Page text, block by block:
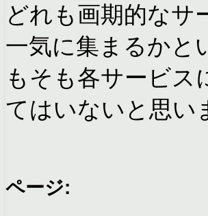
どれも画期的なサ
一気に集まるかと
もそも各サービス
てはいないと思い
ページ: